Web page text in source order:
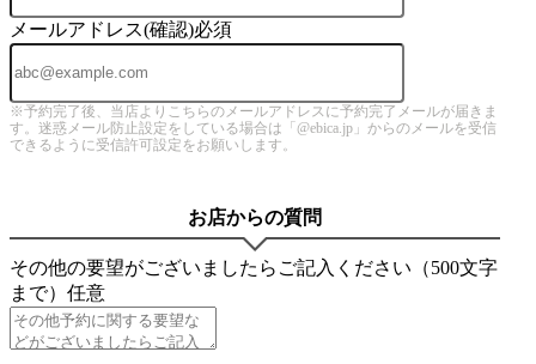
メールアドレス(確認)必須
※予約完了後、当店よりこちらのメールアドレスに予約完了メールが届きま
す。迷惑メール防止設定をしている場合は「@ebica.jp」からのメールを受信
できるように受信許可設定をお願いします。
お店からの質問
その他の要望がございましたらご記入ください（500文字
まで） 任意